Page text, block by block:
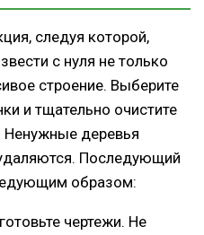
следуя которой,
с нуля не только
строение. Выберите
и тщательно очистите
Ненужные деревья
Последующий
образом:
чертежи. Не